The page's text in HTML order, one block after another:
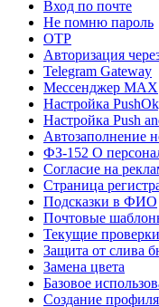
Вход по почте
Не помню пароль
OTP
Авторизация
Telegram Gateway
Мессенджер MAX
Настройка
Настройка Push
Автозаполнение
ФЗ-152 О
Согласие на
Страница
Подсказки в ФИО
Почтовые
Текущие проверки
Защита от слива
Замена цвета
Базовое
Создание